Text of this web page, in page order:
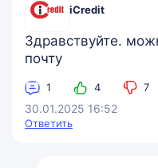
iCredit
Здравствуйте.
почту
1 4 7
30.01.2025 16:52
Ответить